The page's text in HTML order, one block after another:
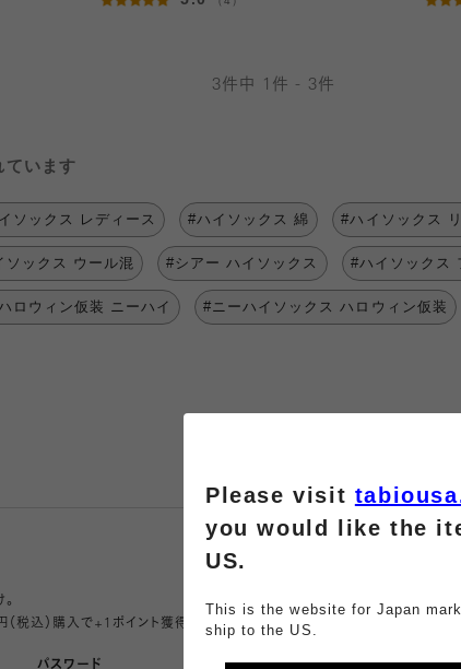
3件中 1件 - 3件
ています
ソックス レディース #ハイソックス 綿 #ハイソックス
ソックス ウール混 #シアー ハイソックス #ハイソックス
ロウィン仮装 ニーハイ #ニーハイソックス ハロウィン仮装
税込）購入で+1ポイント獲得。
パスワード
Please visit
you would like the
US.
This is the website for Japan
ship to the US.